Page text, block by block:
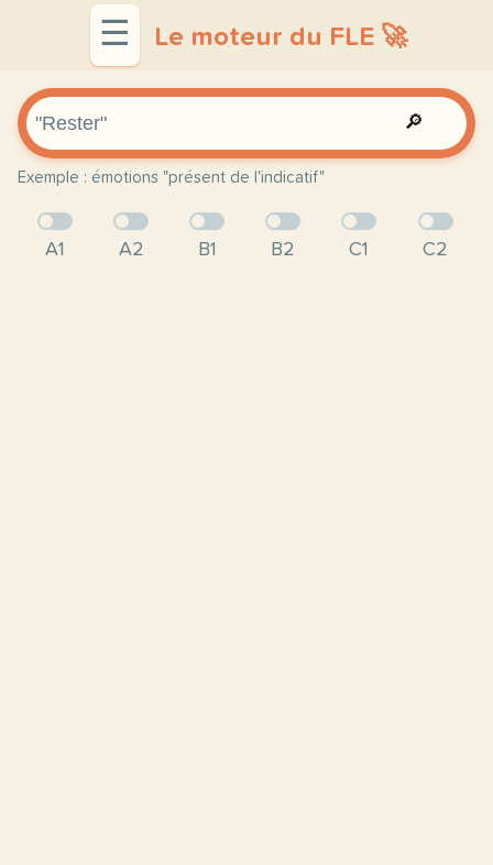
☰ Le moteur du FLE 🚀
🔎
Exemple : émotions "présent de l'indicatif"
A1 A2 B1 B2 C1 C2